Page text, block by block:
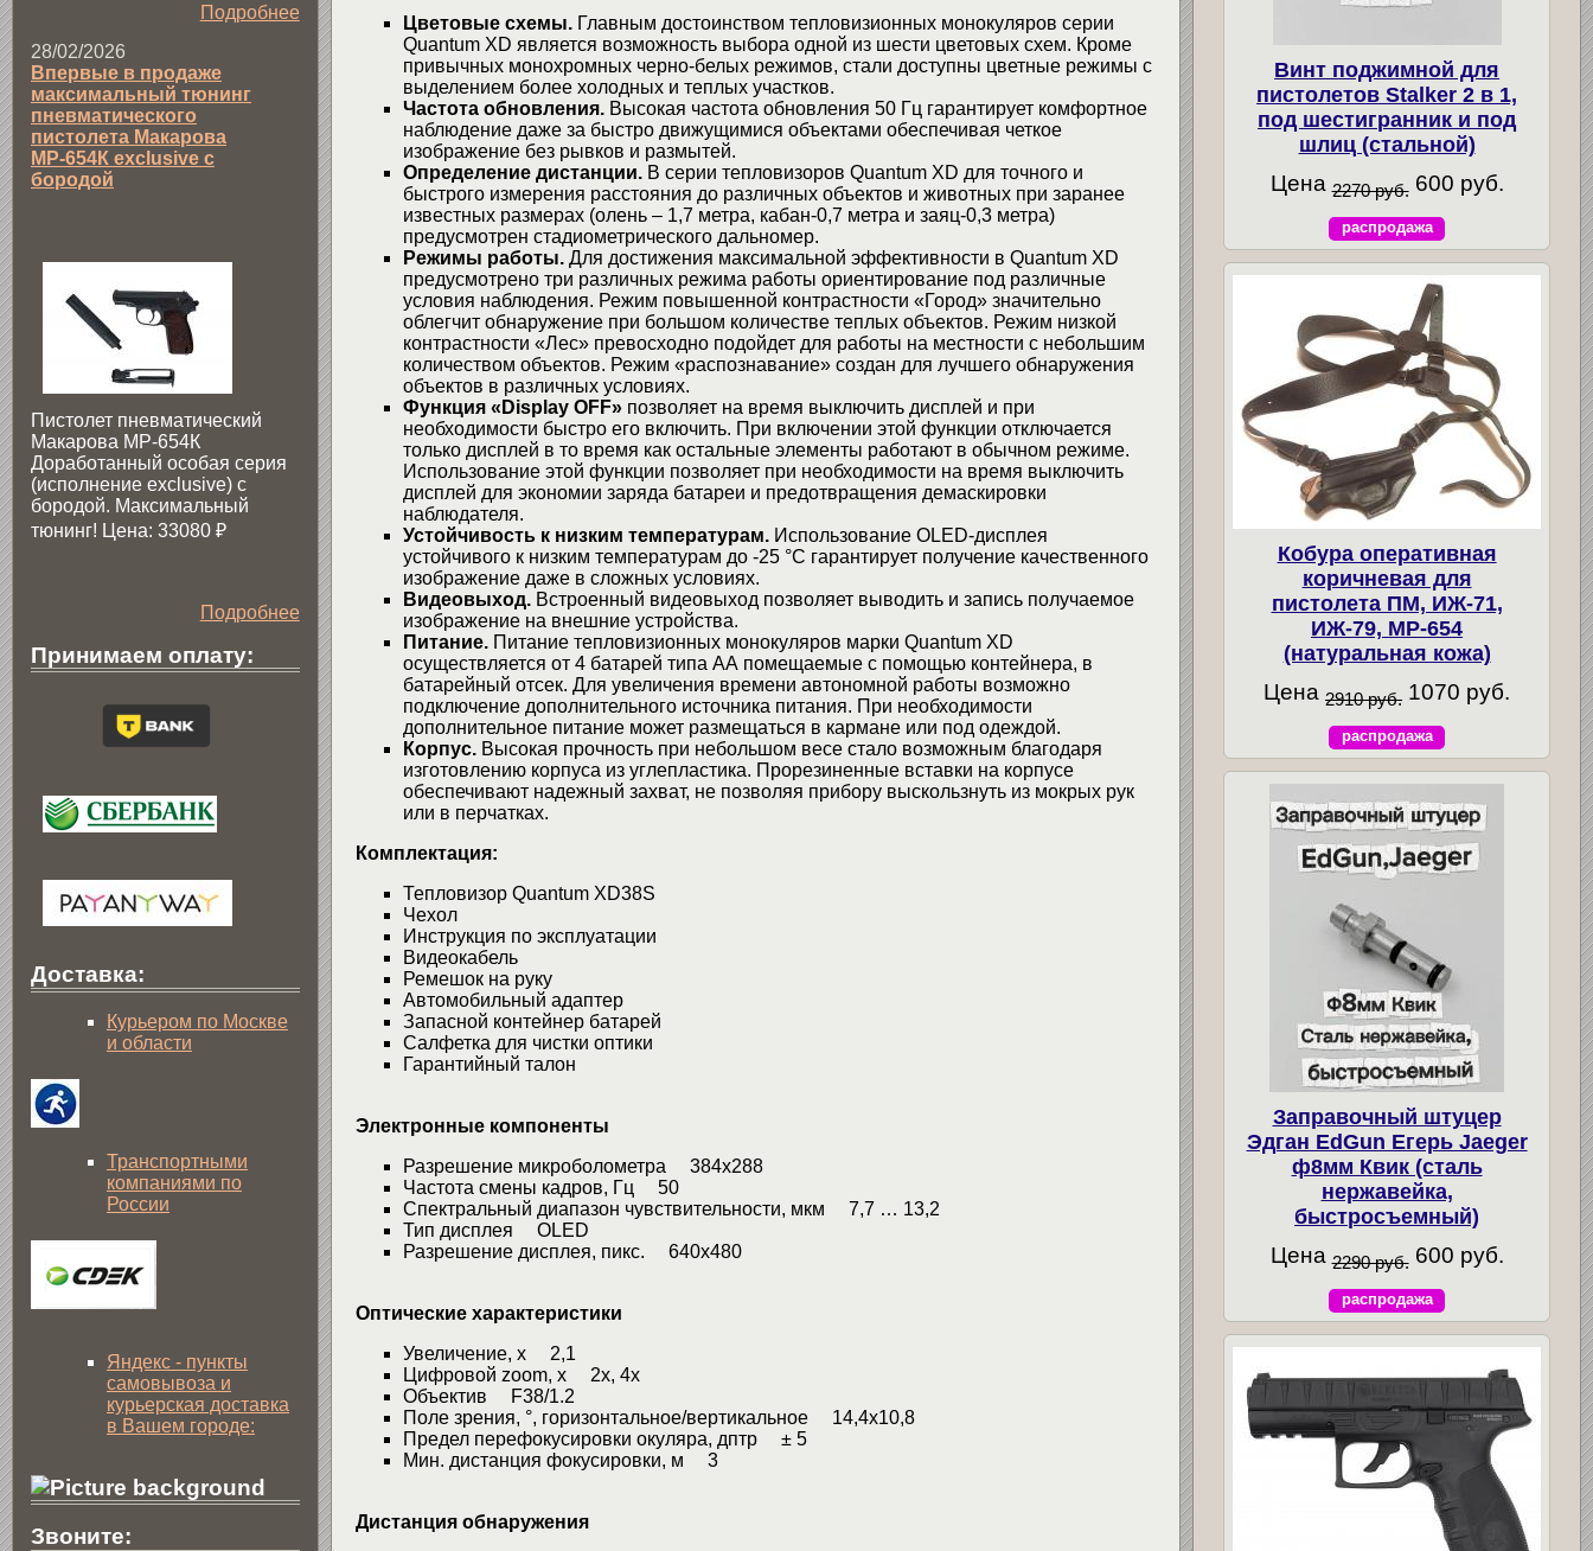
Цветовые схемы.Главным достоинством тепловизионных монокуляров серии
Quantum XD является возможность выбора одной из шести цветовых схем. Кроме
привычных монохромных черно-белых режимов, стали доступны цветные режимы с
выделением более холодных и теплых участков.
Частота обновления.Высокая частота обновления 50 Гц гарантирует комфортное
наблюдение даже за быстро движущимися объектами обеспечивая четкое
изображение без рывков и размытей.
Определение дистанции.В серии тепловизоров Quantum XD для точного и
быстрого измерения расстояния до различных объектов и животных при заранее
известных размерах (олень – 1,7 метра, кабан-0,7 метра и заяц-0,3 метра)
предусмотрен стадиометрического дальномер.
Режимы работы.Для достижения максимальной эффективности в Quantum XD
предусмотрено три различных режима работы ориентирование под различные
условия наблюдения. Режим повышенной контрастности «Город» значительно
облегчит обнаружение при большом количестве теплых объектов. Режим низкой
контрастности «Лес» превосходно подойдет для работы на местности с небольшим
количеством объектов. Режим «распознавание» создан для лучшего обнаружения
объектов в различных условиях.
Функция «Display OFF»позволяет на время выключить дисплей и при
необходимости быстро его включить. При включении этой функции отключается
только дисплей в то время как остальные элементы работают в обычном режиме.
Использование этой функции позволяет при необходимости на время выключить
дисплей для экономии заряда батареи и предотвращения демаскировки
наблюдателя.
Устойчивость к низким температурам.Использование OLED-дисплея
устойчивого к низким температурам до -25 °C гарантирует получение качественного
изображение даже в сложных условиях.
Видеовыход.Встроенный видеовыход позволяет выводить и запись получаемое
изображение на внешние устройства.
Питание.Питание тепловизионных монокуляров марки Quantum XD
осуществляется от 4 батарей типа АА помещаемые с помощью контейнера, в
батарейный отсек. Для увеличения времени автономной работы возможно
подключение дополнительного источника питания. При необходимости
дополнительное питание может размещаться в кармане или под одеждой.
Корпус.Высокая прочность при небольшом весе стало возможным благодаря
изготовлению корпуса из углепластика. Прорезиненные вставки на корпусе
обеспечивают надежный захват, не позволяя прибору выскользнуть из мокрых рук
или в перчатках.
Комплектация:
Тепловизор Quantum XD38S
Чехол
Инструкция по эксплуатации
Видеокабель
Ремешок на руку
Автомобильный адаптер
Запасной контейнер батарей
Салфетка для чистки оптики
Гарантийный талон
Электронные компоненты
Разрешение микроболометра 384x288
Частота смены кадров, Гц 50
Спектральный диапазон чувствительности, мкм 7,7 … 13,2
Тип дисплея OLED
Разрешение дисплея, пикс. 640x480
Оптические характеристики
Увеличение, x 2,1
Цифровой zoom, x 2х, 4х
Объектив F38/1.2
Поле зрения, °, горизонтальное/вертикальное 14,4x10,8
Предел перефокусировки окуляра, дптр ± 5
Мин. дистанция фокусировки, м 3
Дистанция обнаружения
Подробнее
28/02/2026
Впервые в продаже
максимальный тюнинг
пневматического
пистолета Макарова
МР-654К exclusive с
бородой
Пистолет пневматический
Макарова МР-654К
Доработанный особая серия
(исполнение exclusive) c
бородой. Максимальный
тюнинг! Цена: 33080 ₽
Подробнее
Принимаем оплату:
Доставка:
Курьером по Москве
и области
Транспортными
компаниями по
России
Яндекс - пункты
самовывоза и
курьерская доставка
в Вашем городе:
Звоните:
Винт поджимной для
пистолетов Stalker 2 в 1,
под шестигранник и под
шлиц (стальной)
Цена 2270 руб. 600 руб.
распродажа
Кобура оперативная
коричневая для
пистолета ПМ, ИЖ-71,
ИЖ-79, МР-654
(натуральная кожа)
Цена 2910 руб. 1070 руб.
распродажа
Заправочный штуцер
Эдган EdGun Егерь Jaeger
ф8мм Квик (сталь
нержавейка,
быстросъемный)
Цена 2290 руб. 600 руб.
распродажа